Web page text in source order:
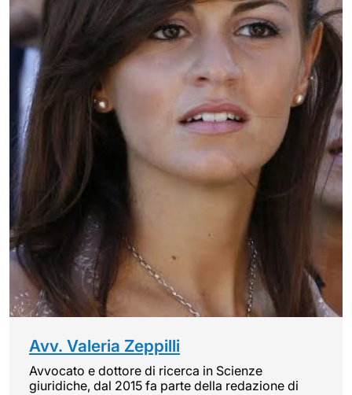
Avv. Valeria Zeppilli
Avvocato e dottore di ricerca in Scienze
giuridiche, dal 2015 fa parte della redazione di